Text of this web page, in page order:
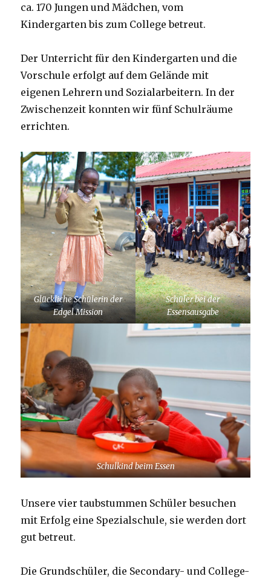
ca. 170 Jungen und Mädchen, vom
Kindergarten bis zum College betreut.
Der Unterricht für den Kindergarten und die
Vorschule erfolgt auf dem Gelände mit
eigenen Lehrern und Sozialarbeitern. In der
Zwischenzeit konnten wir fünf Schulräume
errichten.
Glückliche Schülerin der
Edgel Mission
Schüler bei der
Essensausgabe
Schulkind beim Essen
Unsere vier taubstummen Schüler besuchen
mit Erfolg eine Spezialschule, sie werden dort
gut betreut.
Die Grundschüler, die Secondary- und College-